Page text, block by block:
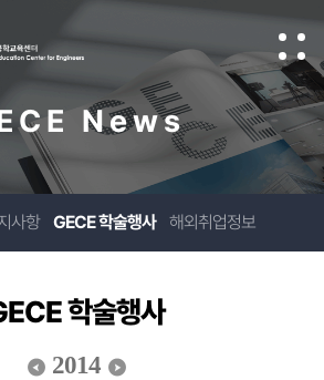
News
사항 GECE 학술행사 해외취업정보
학술행사
2014